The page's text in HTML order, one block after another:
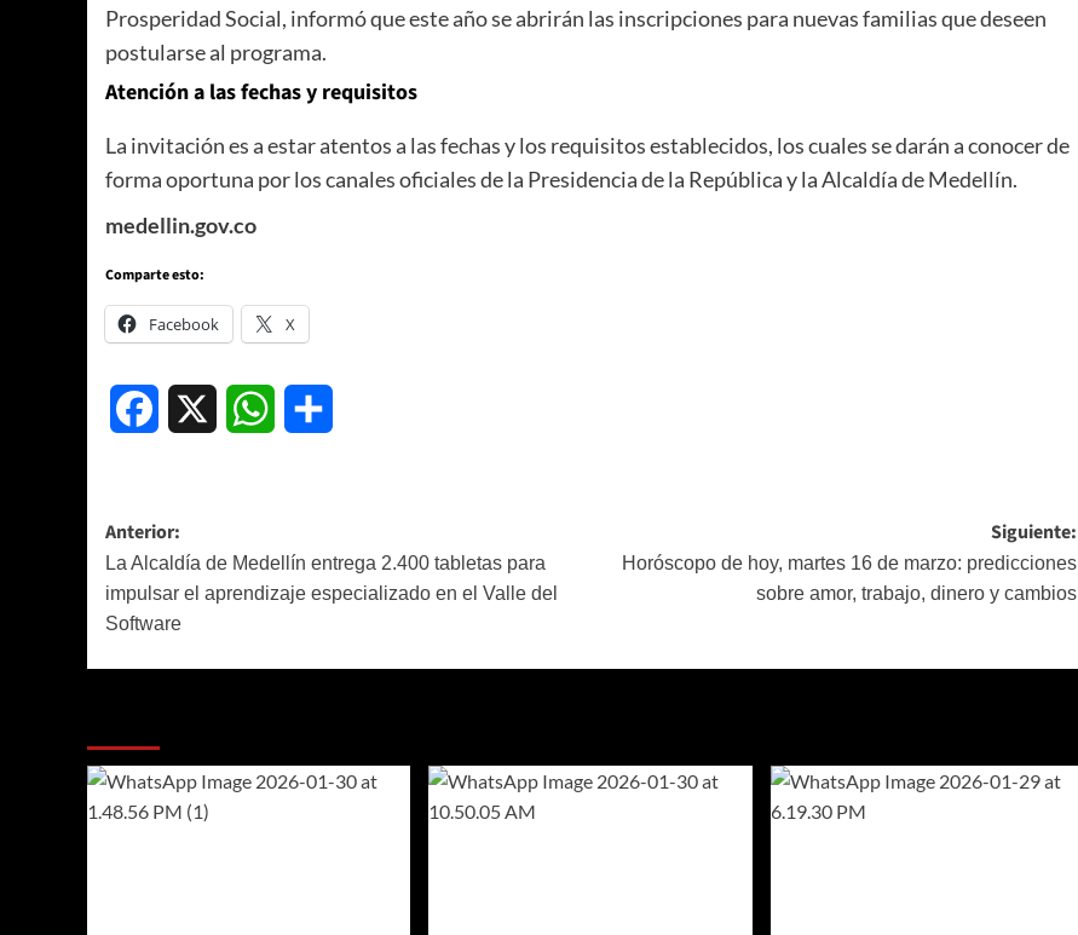
Prosperidad Social, informó que este año se abrirán las inscripciones para nuevas familias que deseen
postularse al programa.
Atención a las fechas y requisitos
La invitación es a estar atentos a las fechas y los requisitos establecidos, los cuales se darán a conocer de
forma oportuna por los canales oficiales de la Presidencia de la República y la Alcaldía de Medellín.
medellin.gov.co
Comparte esto:
Facebook X
Facebook WhatsApp
Navegación
de
entradas
Anterior:
La Alcaldía de Medellín entrega 2.400 tabletas para
impulsar el aprendizaje especializado en el Valle del
Software
Siguiente:
Horóscopo de hoy, martes 16 de marzo: predicciones
sobre amor, trabajo, dinero y cambios